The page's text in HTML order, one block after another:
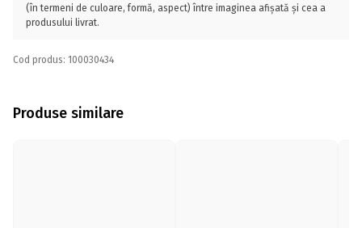
(în termeni de culoare, formă, aspect) între imaginea afișată și cea a
produsului livrat.
Cod produs: 100030434
Produse similare